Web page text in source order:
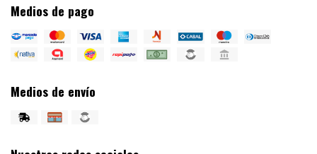
Medios de pago
Medios de envío